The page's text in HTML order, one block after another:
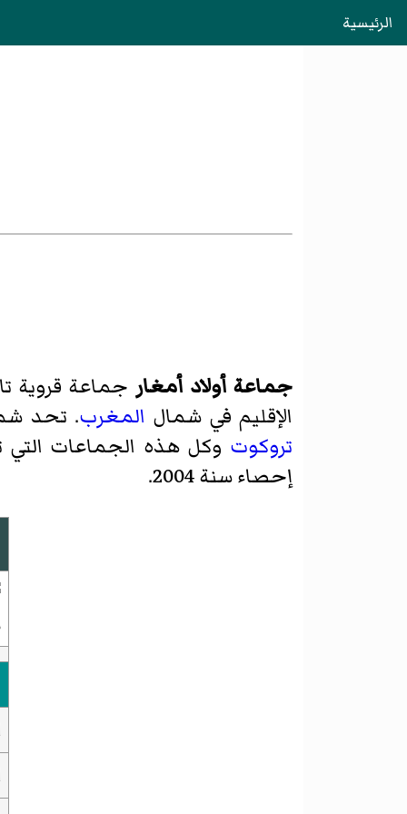
الرئيسية
جماعة أولاد أمغار جماعة قروية
الإقليم في شمال المغرب. تحد
تروكوت
إحصاء سنة 2004.